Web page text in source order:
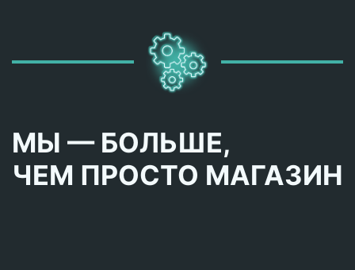
МЫ — БОЛЬШЕ,
ЧЕМ ПРОСТО МАГАЗИН